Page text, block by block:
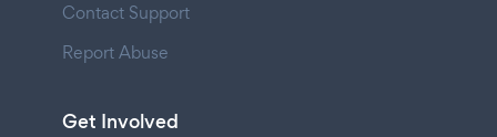
Contact Support
Report Abuse
Get Involved